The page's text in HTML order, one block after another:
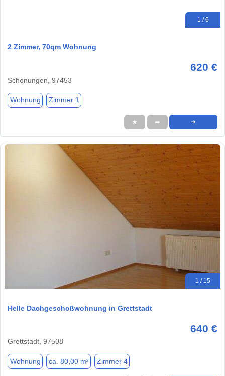
1 / 6
2 Zimmer, 70qm Wohnung
620 €
Schonungen, 97453
Wohnung Zimmer 1
★ ➦ ➜
1 / 15
Helle Dachgeschoßwohnung in Grettstadt
640 €
Grettstadt, 97508
Wohnung ca. 80,00 m² Zimmer 4